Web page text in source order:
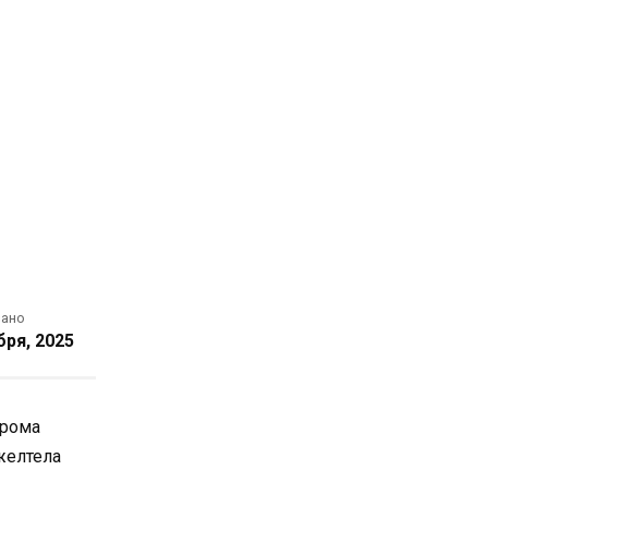
2025